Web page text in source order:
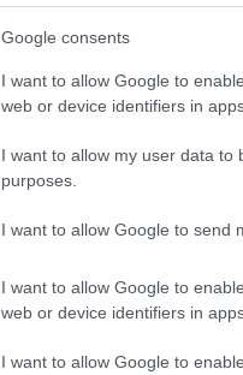
Google consents
I want to allow Google to
web or device identifiers in
I want to allow my user data to
purposes.
I want to allow Google to send
I want to allow Google to
web or device identifiers in
I want to allow Google to